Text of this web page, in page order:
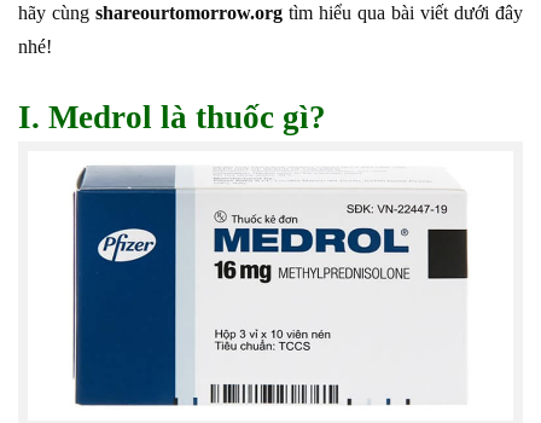
hãy cùng shareourtomorrow.org tìm hiểu qua bài viết dưới đây
nhé!
I. Medrol là thuốc gì?